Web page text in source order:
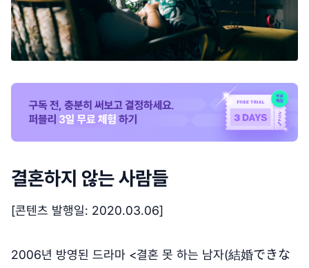
결혼하지 않는 사람들
[콘텐츠 발행일: 2020.03.06]
2006년 방영된 드라마 <결혼 못 하는 남자(結婚できな